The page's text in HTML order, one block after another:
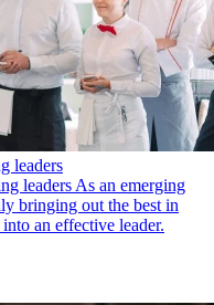
leaders
leaders As an emerging
bringing out the best in
an effective leader.